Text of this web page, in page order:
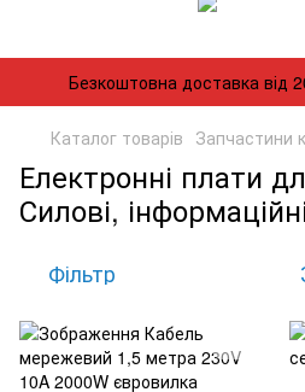
Безкоштовна доставка від
Каталог товарів Запчастини
Електронні плати
Силові,
Фільтр